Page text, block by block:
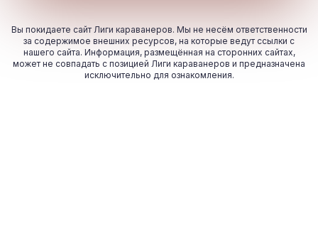
Вы покидаете сайт Лиги караванеров. Мы не несём ответственности
за содержимое внешних ресурсов, на которые ведут ссылки с
нашего сайта. Информация, размещённая на сторонних сайтах,
может не совпадать с позицией Лиги караванеров и предназначена
исключительно для ознакомления.